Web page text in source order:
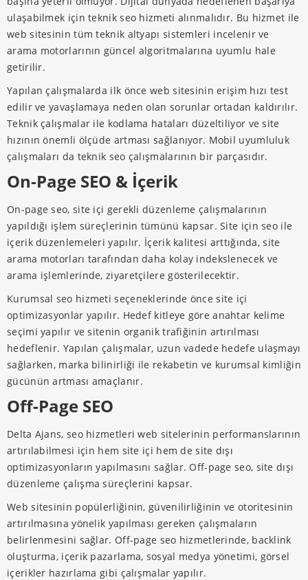
ulaşabilmek için teknik seo hizmeti alınmalıdır. Bu hizmet ile
web sitesinin tüm teknik altyapı sistemleri incelenir ve
arama motorlarının güncel algoritmalarına uyumlu hale
getirilir.
Yapılan çalışmalarda ilk önce web sitesinin erişim hızı test
edilir ve yavaşlamaya neden olan sorunlar ortadan kaldırılır.
Teknik çalışmalar ile kodlama hataları düzeltiliyor ve site
hızının önemli ölçüde artması sağlanıyor. Mobil uyumluluk
çalışmaları da teknik seo çalışmalarının bir parçasıdır.
On-Page SEO & İçerik
On-page seo, site içi gerekli düzenleme çalışmalarının
yapıldığı işlem süreçlerinin tümünü kapsar. Site için seo ile
içerik düzenlemeleri yapılır. İçerik kalitesi arttığında, site
arama motorları tarafından daha kolay indekslenecek ve
arama işlemlerinde, ziyaretçilere gösterilecektir.
Kurumsal seo hizmeti seçeneklerinde önce site içi
optimizasyonlar yapılır. Hedef kitleye göre anahtar kelime
seçimi yapılır ve sitenin organik trafiğinin artırılması
hedeflenir. Yapılan çalışmalar, uzun vadede hedefe ulaşmayı
sağlarken, marka bilinirliği ile rekabetin ve kurumsal kimliğin
gücünün artması amaçlanır.
Off-Page SEO
Delta Ajans, seo hizmetleri web sitelerinin performanslarının
artırılabilmesi için hem site içi hem de site dışı
optimizasyonların yapılmasını sağlar. Off-page seo, site dışı
düzenleme çalışma süreçlerini kapsar.
Web sitesinin popülerliğinin, güvenilirliğinin ve otoritesinin
artırılmasına yönelik yapılması gereken çalışmaların
belirlenmesini sağlar. Off-page seo hizmetlerinde, backlink
oluşturma, içerik pazarlama, sosyal medya yönetimi, görsel
içerikler hazırlama gibi çalışmalar yapılır.